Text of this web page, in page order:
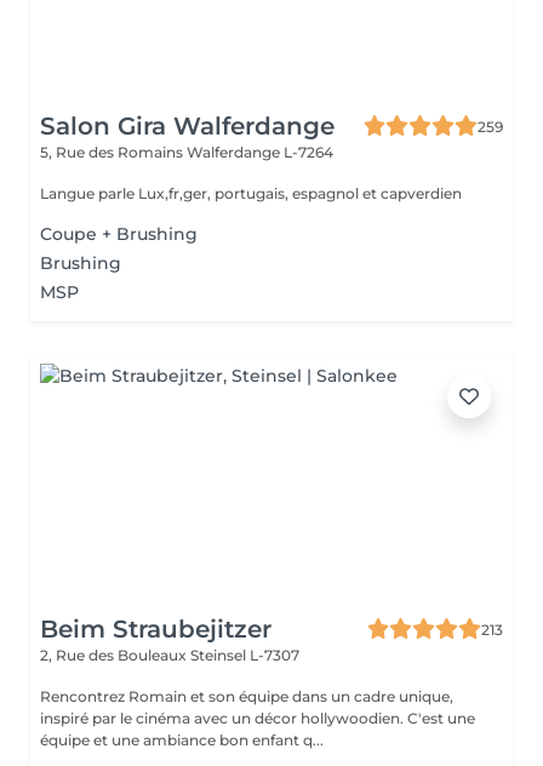
Salon Gira Walferdange
259
5, Rue des Romains Walferdange L-7264
Langue parle Lux,fr,ger, portugais, espagnol et capverdien
Coupe + Brushing
Brushing
MSP
Beim Straubejitzer
213
2, Rue des Bouleaux Steinsel L-7307
Rencontrez Romain et son équipe dans un cadre unique,
inspiré par le cinéma avec un décor hollywoodien. C'est une
équipe et une ambiance bon enfant q...